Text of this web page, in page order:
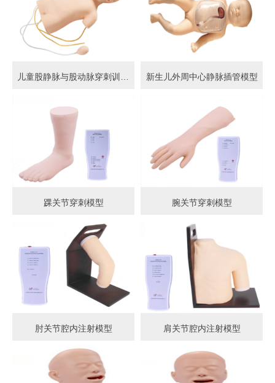
儿童股静脉与股动脉穿刺训练模型 新生儿外周中心静脉插管模型
踝关节穿刺模型 腕关节穿刺模型
肘关节腔内注射模型 肩关节腔内注射模型